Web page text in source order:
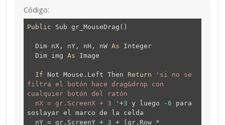
Código:
Public Sub gr_MouseDrag()
Dim nX, nY, nH, nW As Integer
Dim img As Image
If Not Mouse.Left Then Return
'si no se
filtra el botón hace drag&drop con
cualquier botón del ratón
nX = gr.ScreenX + 3 ' +3 y luego -6 para
soslayar el marco de la celda
nY = gr.ScreenY + 3 + (gr.Row *